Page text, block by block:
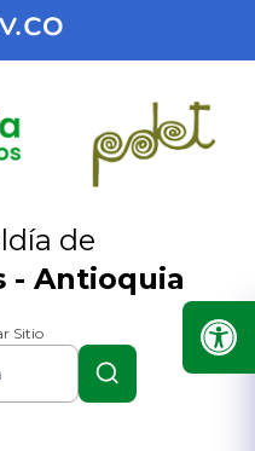
de
- Antioquia
Sitio